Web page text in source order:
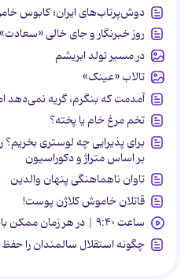
دوش‌پرتاب‌های ایران؛ کابوس
روز خبرنگار و جای خالی «سعادت»
در مسیر تولد ابریشم
تالاب «عینک»
آمدمت که بنگرم، گریه نمی‌دهد
تخم مرغ خام یا پخته؟
برای پذیرایی چه لوستری بخریم؟
بر اساس متراژ و دکوراسیون
تاوان ناهماهنگی پنهان والدین
قاتلان خاموش کلاژن پوست!
ساعت ۹:۴۰ | در هر زمان ممکن باید انتقامشان را پس بدهند
چگونه استقلال سالمندان را